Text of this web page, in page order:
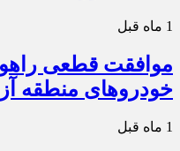
1 ماه قبل
موافقت قطعی
خودروهای منطقه
1 ماه قبل